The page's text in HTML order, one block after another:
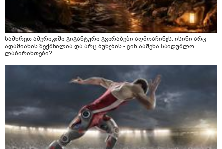
სამხრეთ ამერიკაში გიგანტური გვირაბები აღმოაჩინეს: ისინი არც
ადამიანის შექმნილია და არც ბუნების - ვინ ააშენა საიდუმლო
ლაბირინთები?